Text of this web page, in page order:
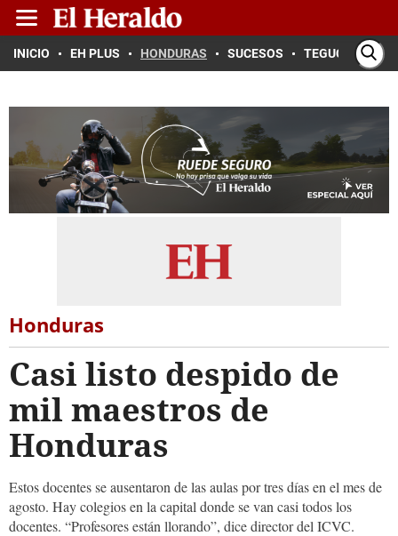
INICIO EH PLUS HONDURAS SUCESOS TEGUCIGALPA
Honduras
Casi listo despido de
mil maestros de
Honduras
Estos docentes se ausentaron de las aulas por tres días en el mes de
agosto. Hay colegios en la capital donde se van casi todos los
docentes. “Profesores están llorando”, dice director del ICVC.